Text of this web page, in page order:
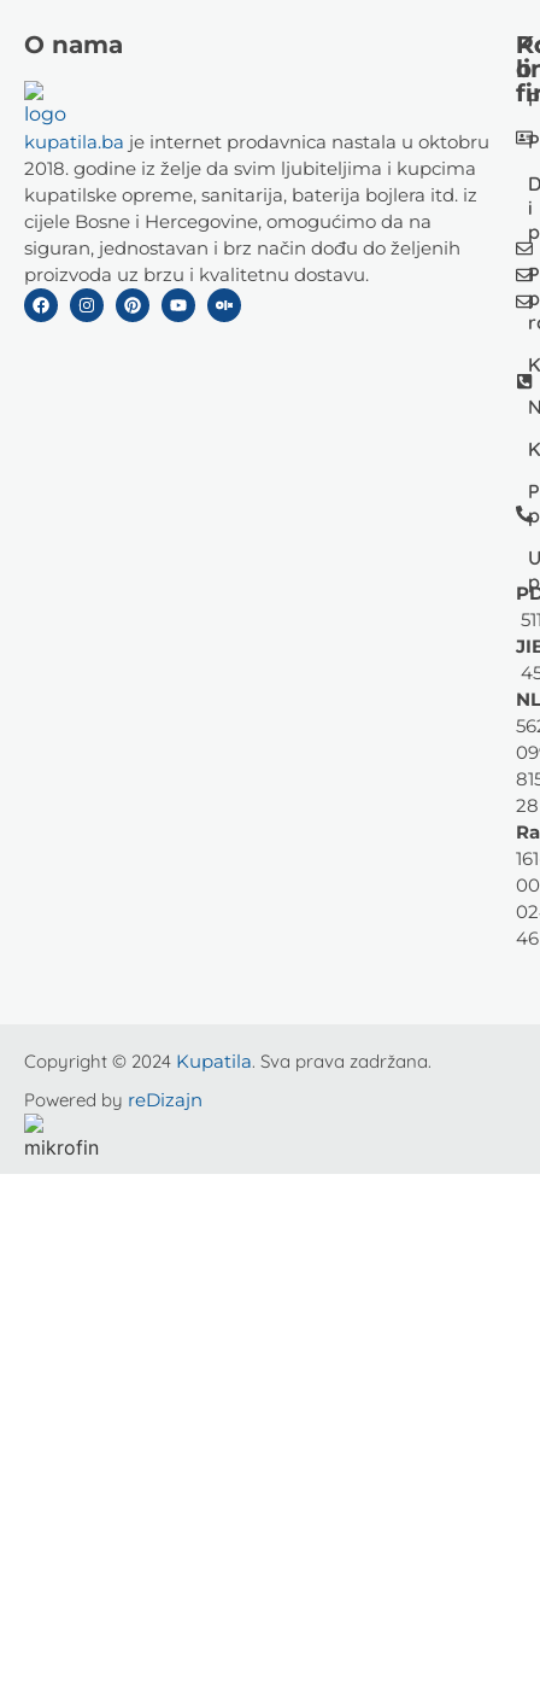
O nama
kupatila.ba je internet prodavnica nastala u oktobru
2018. godine iz želje da svim ljubiteljima i kupcima
kupatilske opreme, sanitarija, baterija bojlera itd. iz
cijele Bosne i Hercegovine, omogućimo da na
siguran, jednostavan i brz način dođu do željenih
proizvoda uz brzu i kvalitetnu dostavu.
i
o
28
46
Copyright © 2024 Kupatila. Sva prava zadržana.
Powered by reDizajn